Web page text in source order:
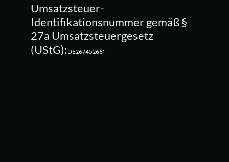
Umsatzsteuer-
Identifikationsnummer gemäß §
27a Umsatzsteuergesetz
(UStG): DE267452661